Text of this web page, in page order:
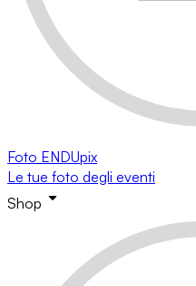
Foto ENDUpix
Le tue foto degli eventi
Shop